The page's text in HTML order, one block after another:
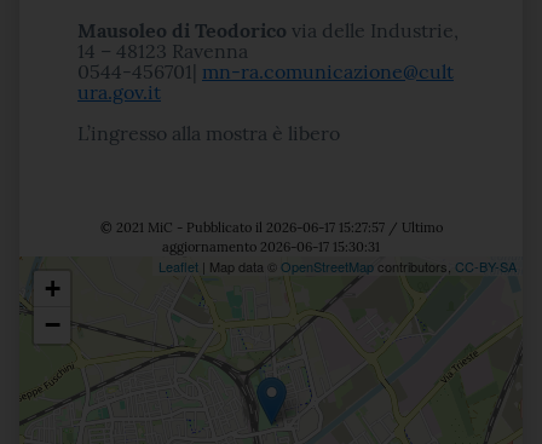
Mausoleo di Teodorico via delle Industrie,
14 – 48123 Ravenna
0544-456701| mn-ra.comunicazione@cult
ura.gov.it
L’ingresso alla mostra è libero
© 2021 MiC - Pubblicato il 2026-06-17 15:27:57 / Ultimo
aggiornamento 2026-06-17 15:30:31
Posizione
+
−
Leaflet | Map data © OpenStreetMapcontributors, CC-BY-SA